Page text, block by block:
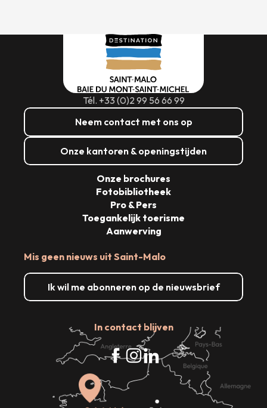
Tél. +33 (0)2 99 56 66 99
Neem contact met ons op
Onze kantoren & openingstijden
Mis geen nieuws uit Saint-Malo
Ik wil me abonneren op de nieuwsbrief
In contact blijven
Onze brochures
Fotobibliotheek
Pro & Pers
Toegankelijk toerisme
Aanwerving